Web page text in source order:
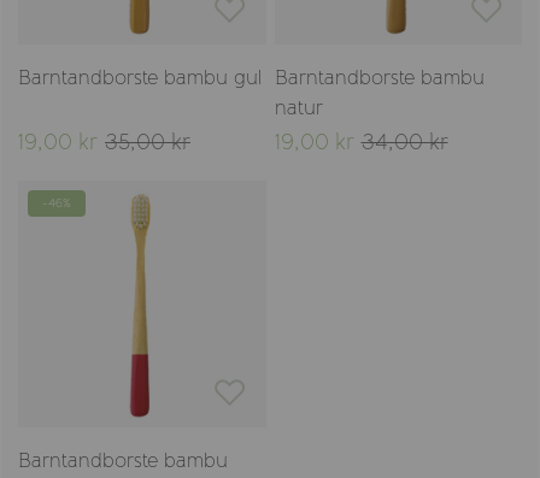
Barntandborste bambu gul
19,00 kr 35,00 kr
Barntandborste bambu
natur
19,00 kr 34,00 kr
-46%
Barntandborste bambu